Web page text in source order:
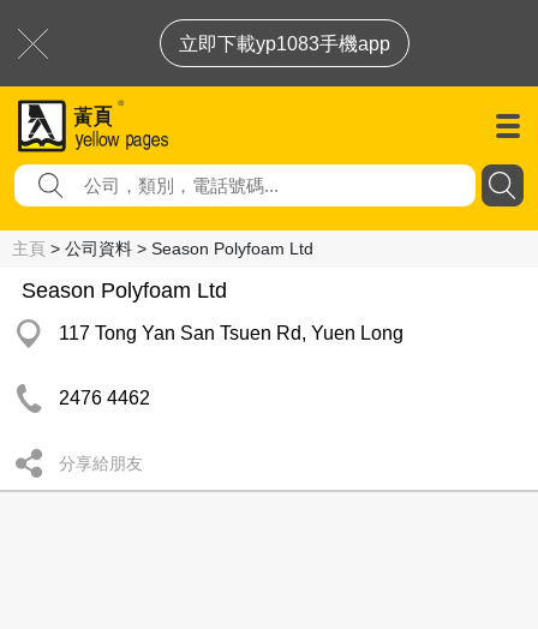
立即下載yp1083手機app
主頁 > 公司資料 > Season Polyfoam Ltd
Season Polyfoam Ltd
117 Tong Yan San Tsuen Rd, Yuen Long
2476 4462
分享給朋友